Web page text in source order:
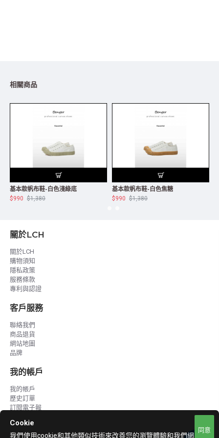
相關商品
基本款帆布鞋-白色淺綠底
$990 $1,380
基本款帆布鞋-白色焦糖
$990 $1,380
關於LCH
關於LCH
購物須知
隱私政策
服務條款
專利與認證
客戶服務
聯絡我們
商品退貨
網站地圖
品牌
我的帳戶
我的帳戶
歷史訂單
訂閱電子報
同意
Cookie
我們使用cookie和其他類似技術來改善您的瀏覽體驗和我們網